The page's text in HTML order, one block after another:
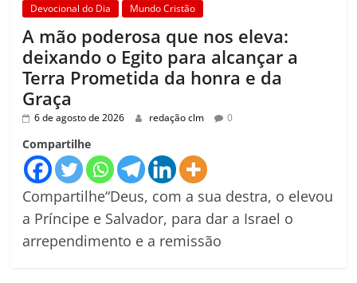
Devocional do Dia Mundo Cristão
A mão poderosa que nos eleva:
deixando o Egito para alcançar a
Terra Prometida da honra e da
Graça
6 de agosto de 2026 redação clm 0
Compartilhe
Compartilhe“Deus, com a sua destra, o elevou
a Príncipe e Salvador, para dar a Israel o
arrependimento e a remissão